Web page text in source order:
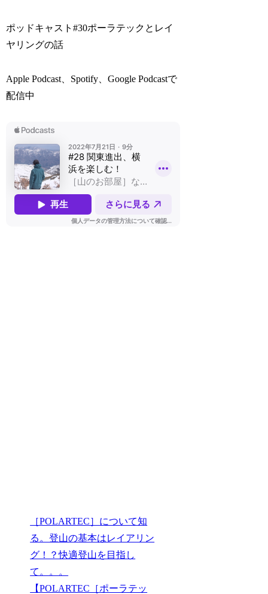
ポッドキャスト#30ポーラテックとレイ
ヤリングの話
Apple Podcast、Spotify、Google Podcastで
配信中
［POLARTEC］について知
る。登山の基本はレイアリン
グ！？快適登山を目指し
て。。。
【POLARTEC［ポーラテッ